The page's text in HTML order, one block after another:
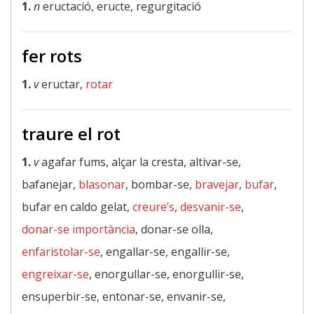
1.neructació, eructe, regurgitació
fer rots
1.veructar, rotar
traure el rot
1.vagafar fums, alçar la cresta, altivar-se,
bafanejar, blasonar, bombar-se, bravejar, bufar,
bufar en caldo gelat, creure’s, desvanir-se,
donar-se importància, donar-se olla,
enfaristolar-se, engallar-se, engallir-se,
engreixar-se, enorgullar-se, enorgullir-se,
ensuperbir-se, entonar-se, envanir-se,